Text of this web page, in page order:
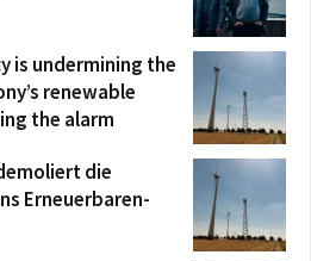
is undermining the
renewable
the alarm
die
Erneuerbaren-